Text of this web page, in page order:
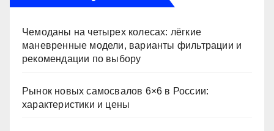
Чемоданы на четырех колесах: лёгкие
маневренные модели, варианты фильтрации и
рекомендации по выбору
Рынок новых самосвалов 6×6 в России:
характеристики и цены